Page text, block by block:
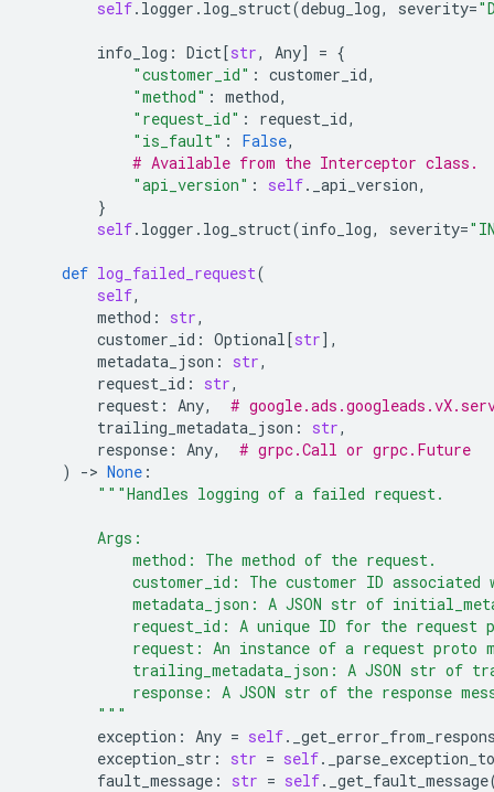
self. logger . log_struct(debug_log, severity=
info_log : Dict[str, Any] = {
"customer_id" : customer_id,
"method" : method,
"request_id" : request_id,
"is_fault" : False,
# Available from the Interceptor class.
"api_version" : self. _api_version,
}
self. logger . log_struct(info_log, severity=
def log_failed_request(
self,
method : str,
customer_id : Optional[str],
metadata_json : str,
request_id : str,
request : Any,
#
trailing_metadata_json : str,
response : Any,
# grpc.Call or grpc.Future
)
-> None :
"""Handles logging of a failed request.
        Args:
            method: The method of the request.
customer_id: The customer ID associated
metadata_json: A JSON str of
request_id: A unique ID for the request
request: An instance of a request proto
trailing_metadata_json: A JSON str of
response: A JSON str of the response
        """
exception : Any = self.
exception_str : str = self.
fault_message : str = self. _get_fault_message